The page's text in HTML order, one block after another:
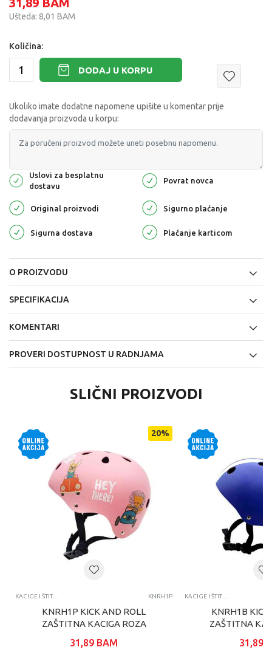
31,89 BAM
Ušteda: 8,01 BAM
Količina:
DODAJ U KORPU
Ukoliko imate dodatne napomene upišite u komentar prije
dodavanja proizvoda u korpu:
Uslovi za besplatnu
dostavu
Povrat novca
Original proizvodi Sigurno plaćanje
Sigurna dostava Plaćanje karticom
O PROIZVODU
SPECIFIKACIJA
KOMENTARI
PROVERI DOSTUPNOST U RADNJAMA
SLIČNI PROIZVODI
20%
KACIGE I ŠTITNICI KNRH1P
KNRH1P KICK AND ROLL
ZAŠTITNA KACIGA ROZA
31,89 BAM
KACIGE I ŠTITNICI
KNRH1B
ZAŠTITNA
31,89